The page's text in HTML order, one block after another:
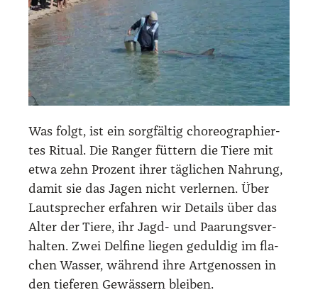
Was folgt, ist ein sorg­fäl­tig cho­reo­gra­phier­
tes Ritu­al. Die Ran­ger füt­tern die Tie­re mit
etwa zehn Pro­zent ihrer täg­li­chen Nah­rung,
damit sie das Jagen nicht ver­ler­nen. Über
Laut­spre­cher erfah­ren wir Details über das
Alter der Tie­re, ihr Jagd- und Paa­rungs­ver­
hal­ten. Zwei Del­fi­ne lie­gen gedul­dig im fla­
chen Was­ser, wäh­rend ihre Art­ge­nos­sen in
den tie­fe­ren Gewäs­sern blei­ben.